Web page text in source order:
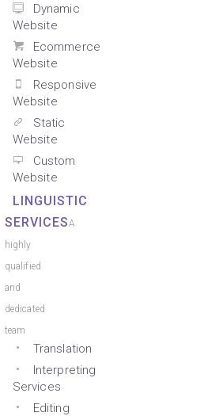
Dynamic
Website
Ecommerce
Website
Responsive
Website
Static
Website
Custom
Website
LINGUISTIC
SERVICESA
highly
qualified
and
dedicated
team
Translation
Interpreting
Services
Editing